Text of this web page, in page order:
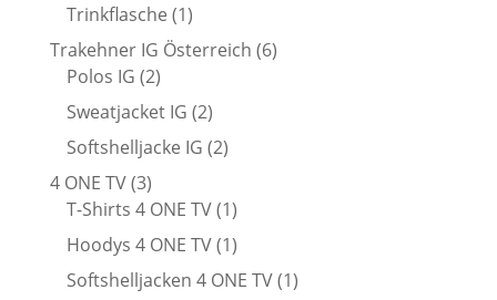
Trinkflasche 11
Produkt
Trakehner IG Österreich 66
Polos IG 22
Produkte
Sweatjacket IG 22
Produkte
Softshelljacke IG 22
4 ONE TV 33
Produkte
T-Shirts 4 ONE TV 11
Produkt
Hoodys 4 ONE TV 11
Produkt
Softshelljacken 4 ONE TV 11